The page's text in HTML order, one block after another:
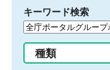
キーワード検索
検
る
種類